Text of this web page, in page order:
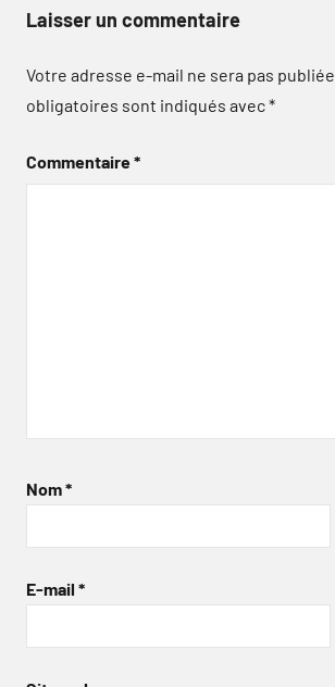
Laisser un commentaire
Votre adresse e-mail ne sera pas publiée.
obligatoires sont indiqués avec*
Commentaire*
Nom*
E-mail *